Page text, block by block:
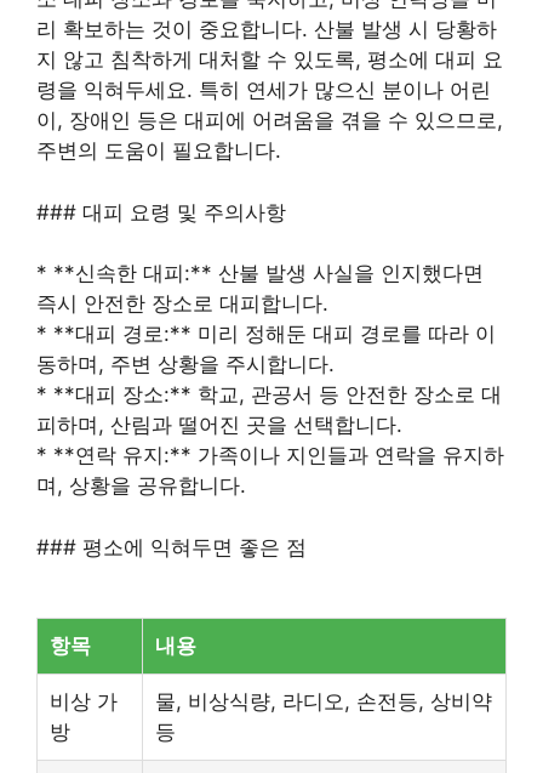
리 확보하는 것이 중요합니다. 산불 발생 시 당황하
지 않고 침착하게 대처할 수 있도록, 평소에 대피 요
령을 익혀두세요. 특히 연세가 많으신 분이나 어린
이, 장애인 등은 대피에 어려움을 겪을 수 있으므로,
주변의 도움이 필요합니다.
### 대피 요령 및 주의사항
* **신속한 대피:** 산불 발생 사실을 인지했다면
즉시 안전한 장소로 대피합니다.
* **대피 경로:** 미리 정해둔 대피 경로를 따라 이
동하며, 주변 상황을 주시합니다.
* **대피 장소:** 학교, 관공서 등 안전한 장소로 대
피하며, 산림과 떨어진 곳을 선택합니다.
* **연락 유지:** 가족이나 지인들과 연락을 유지하
며, 상황을 공유합니다.
### 평소에 익혀두면 좋은 점
항목 내용
비상 가
방
물, 비상식량, 라디오, 손전등, 상비약
등